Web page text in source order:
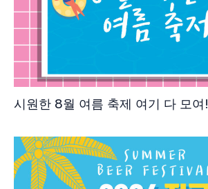
시원한 8월 여름 축제 여기 다 모여!